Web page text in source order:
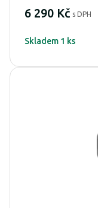
6 290 Kč s DPH
Skladem 1 ks